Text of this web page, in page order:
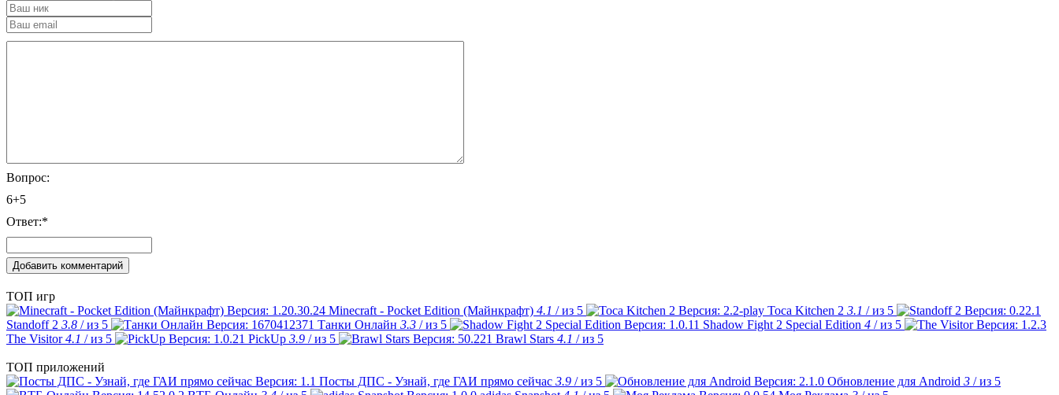
Вопрос:
6+5
Ответ:*
ТОП игр
Minecraft - Pocket Edition (Майнкрафт) 4.1 / из 5 Toca Kitchen 2 3.1 / из 5
Standoff 2 3.8 / из 5 Танки Онлайн 3.3 / из 5 Shadow Fight 2 Special Edition 4 / из 5
The Visitor4.1 / из 5 PickUp 3.9 / из 5 Brawl Stars 4.1 / из 5
ТОП приложений
Посты ДПС - Узнай, где ГАИ прямо сейчас 3.9 / из 5 Обновление для Android 3 / из 5